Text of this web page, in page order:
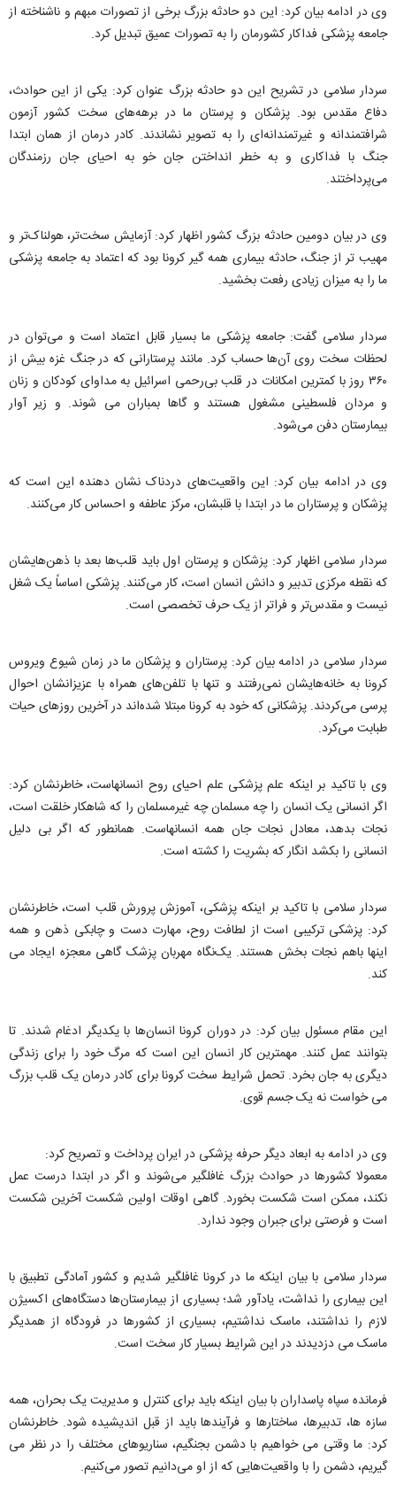
وی در ادامه بیان کرد: این دو حادثه بزرگ برخی از تصورات مبهم و ناشناخته از
جامعه پزشکی فداکار کشورمان را به تصورات عمیق تبدیل کرد.
سردار سلامی در تشریح این دو حادثه بزرگ عنوان کرد: یکی از این حوادث،
دفاع مقدس بود. پزشکان و پرستان ما در برهه‌های سخت کشور آزمون
شرافتمندانه و غیرتمندانه‌ای را به تصویر نشاندند. کادر درمان از همان ابتدا
جنگ با فداکاری و به خطر انداختن جان خو به احیای جان رزمندگان
می‌پرداختند.
وی در بیان دومین حادثه بزرگ کشور اظهار کرد: آزمایش سخت‌تر، هولناک‌تر و
مهیب تر از جنگ، حادثه بیماری همه گیر کرونا بود که اعتماد به جامعه پزشکی
ما را به میزان زیادی رفعت بخشید.
سردار سلامی گفت: جامعه پزشکی ما بسیار قابل اعتماد است و می‌توان در
لحظات سخت روی آن‌ها حساب کرد. مانند پرستارانی که در جنگ غزه بیش از
۳۶۰ روز با کمترین امکانات در قلب بی‌رحمی اسرائیل به مداوای کودکان و زنان
و مردان فلسطینی مشغول هستند و گاها بمباران می شوند. و زیر آوار
بیمارستان دفن می‌شود.
وی در ادامه بیان کرد: این واقعیت‌های دردناک نشان دهنده این است که
پزشکان و پرستاران ما در ابتدا با قلبشان، مرکز عاطفه و احساس کار می‌کنند.
سردار سلامی اظهار کرد: پزشکان و پرستان اول باید قلب‌ها بعد با ذهن‌هايشان
که نقطه مرکزی تدبیر و دانش انسان است، کار می‌کنند. پزشکی اساساً یک شغل
نیست و مقدس‌تر و فراتر از یک حرف تخصصی است.
سردار سلامی در ادامه بیان کرد: پرستاران و پزشکان ما در زمان شیوع ویروس
کرونا به خانه‌هایشان نمی‌رفتند و تنها با تلفن‌های همراه با عزیزانشان احوال
پرسی می‌کردند. پزشکانی که خود به کرونا مبتلا شده‌اند در آخرين روزهای حیات
طبابت می‌کرد.
وی با تاکید بر اینکه علم پزشکی علم احیای روح انسانهاست، خاطرنشان کرد:
اگر انسانی یک انسان را چه مسلمان چه غیرمسلمان را که شاهکار خلقت است،
نجات بدهد، معادل نجات جان همه انسانهاست. همانطور که اگر بی دلیل
انسانی را بکشد انگار که بشریت را کشته است.
سردار سلامی با تاکید بر اینکه پزشکی، آموزش پرورش قلب است، خاطرنشان
کرد: پزشکی ترکیبی است از لطافت روح، مهارت دست و چابکی ذهن و همه
اینها باهم نجات بخش هستند. یک‌نگاه مهربان پزشک گاهی معجزه ایجاد می
کند.
این مقام مسئول بیان کرد: در دوران کرونا انسان‌ها با يکديگر ادغام شدند. تا
بتوانند عمل کنند. مهمترین کار انسان این است که مرگ خود را برای زندگی
دیگری به جان بخرد. تحمل شرایط سخت کرونا برای کادر درمان یک قلب بزرگ
می خواست نه یک جسم قوی.
وی در ادامه به ابعاد دیگر حرفه پزشکی در ایران پرداخت و تصریح کرد:
معمولا کشورها در حوادث بزرگ غافلگیر می‌شوند و اگر در ابتدا درست عمل
نکند، ممکن است شکست بخورد. گاهی اوقات اولین شکست آخرین شکست
است و فرصتی برای جبران وجود ندارد.
سردار سلامی با بیان اینکه ما در کرونا غافلگیر شدیم و کشور آمادگی تطبیق با
این بیماری را نداشت، یادآور شد؛ بسیاری از بیمارستان‌ها دستگاه‌های اکسیژن
لازم را نداشتند، ماسک نداشتیم، بسیاری از کشورها در فرودگاه از همدیگر
ماسک می دزدیدند در این شرایط بسیار کار سخت است.
فرمانده سپاه پاسداران با بیان اینکه باید برای کنترل و مدیریت یک بحران، همه
سازه ها، تدبیرها، ساختارها و فرآیندها باید از قبل اندیشیده شود. خاطرنشان
کرد: ما وقتی می خواهیم با دشمن بجنگیم، سناریوهای مختلف را در نظر می
گیریم، دشمن را با واقعیت‌هایی که از او می‌دانیم تصور می‌کنیم.